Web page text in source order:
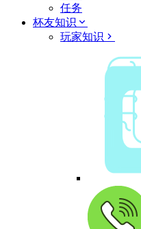
任务
杯友知识
玩家知识